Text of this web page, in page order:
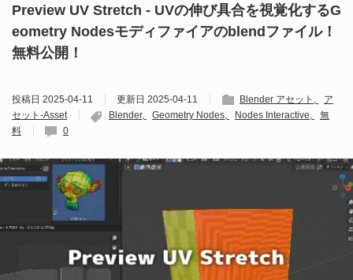
Preview UV Stretch - UVの伸び具合を視覚化するG
eometry Nodesモディファイアのblendファイル！
無料公開！
投稿日 2025-04-11 更新日 2025-04-11 Blender アセット
ア
セット-Asset
Blender Geometry Nodes Nodes Interactive
無
料
0